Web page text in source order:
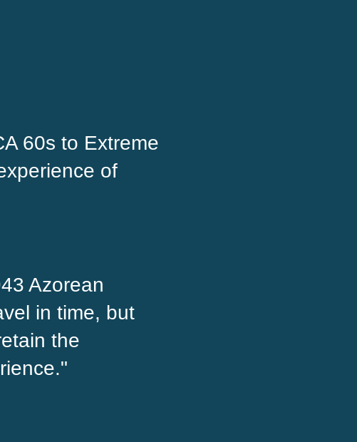
60s to Extreme
of
Azorean
in time, but
the